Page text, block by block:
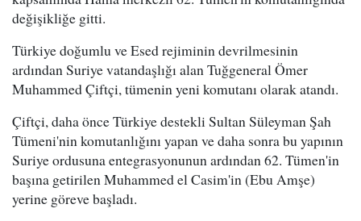
değişikliğe gitti.
Türkiye doğumlu ve Esed rejiminin devrilmesinin
ardından Suriye vatandaşlığı alan Tuğgeneral Ömer
Muhammed Çiftçi, tümenin yeni komutanı olarak atandı.
Çiftçi, daha önce Türkiye destekli Sultan Süleyman Şah
Tümeni'nin komutanlığını yapan ve daha sonra bu yapının
Suriye ordusuna entegrasyonunun ardından 62. Tümen'in
başına getirilen Muhammed el Casim'in (Ebu Amşe)
yerine göreve başladı.